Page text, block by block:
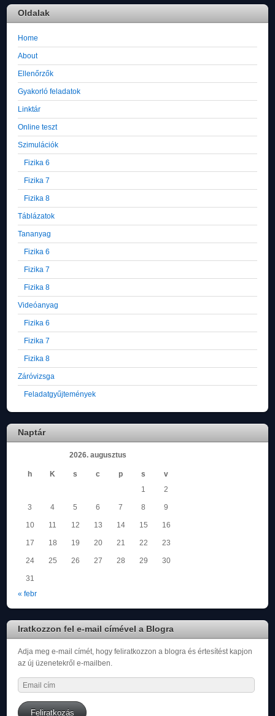
Oldalak
Home
About
Ellenőrzők
Gyakorló feladatok
Linktár
Online teszt
Szimulációk
Fizika 6
Fizika 7
Fizika 8
Táblázatok
Tananyag
Fizika 6
Fizika 7
Fizika 8
Videóanyag
Fizika 6
Fizika 7
Fizika 8
Záróvizsga
Feladatgyűjtemények
Naptár
2026. augusztus
h K s c p s
v
1
2
3 4 5 6 7 8 9
10 11 12 13 14 15 16
17 18 19 20 21 22 23
24 25 26 27 28 29 30
31
« febr
Iratkozzon fel e-mail címével a Blogra
Adja meg e-mail címét, hogy feliratkozzon a blogra és értesítést kapjon
az új üzenetekről e-mailben.
Email
cím
Feliratkozás